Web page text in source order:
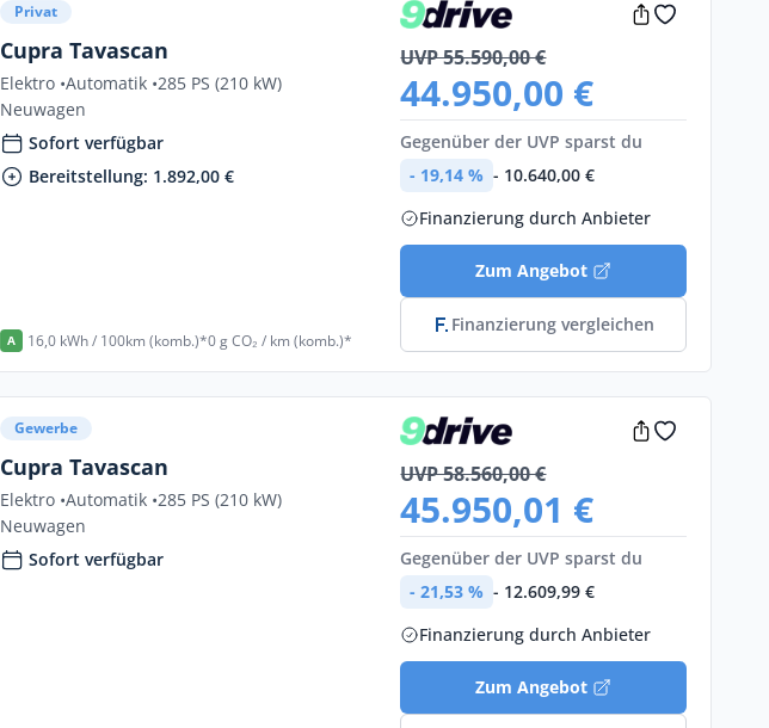
Privat
Cupra Tavascan
Elektro •Automatik •285 PS (210 kW)
Neuwagen
Sofort verfügbar
Bereitstellung: 1.892,00 €
A 16,0 kWh / 100km (komb.)*0 g CO₂ / km (komb.)*
UVP 55.590,00 €
44.950,00 €
Gegenüber der UVP sparst du
- 19,14 % - 10.640,00 €
Finanzierung durch Anbieter
Zum Angebot
Finanzierung vergleichen
Gewerbe
Cupra Tavascan
Elektro •Automatik •285 PS (210 kW)
Neuwagen
Sofort verfügbar
UVP 58.560,00 €
45.950,01 €
Gegenüber der UVP sparst du
- 21,53 % - 12.609,99 €
Finanzierung durch Anbieter
Zum Angebot